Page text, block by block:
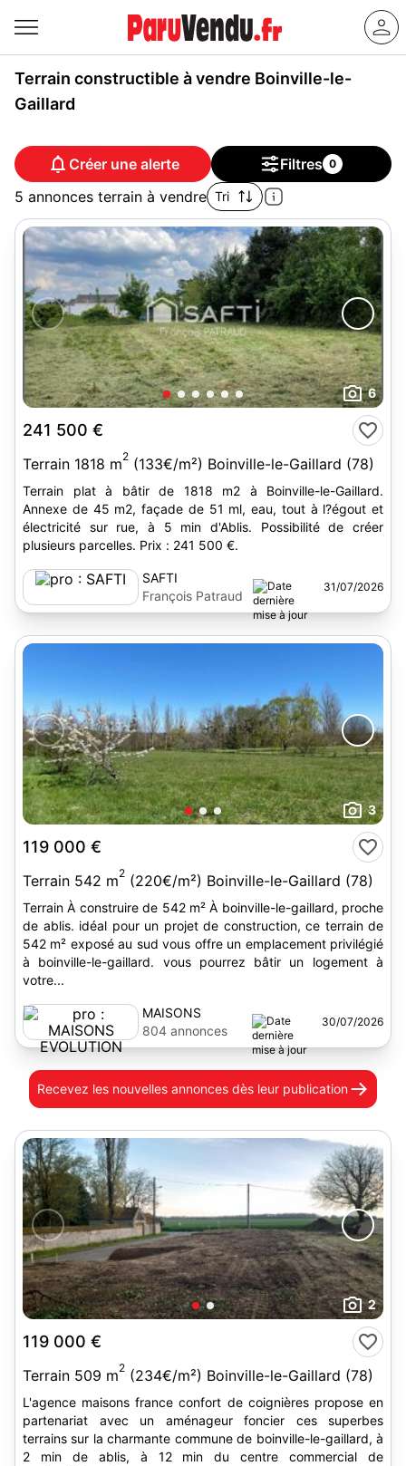
Terrain constructible à vendre Boinville-le-
Gaillard
Créer une alerte Filtres 0
5 annonces terrain à vendre Tri
6
241 500 €
Terrain 1818 m2 (133€/m²) Boinville-le-Gaillard (78)
Terrain plat à bâtir de 1818 m2 à Boinville-le-Gaillard.
Annexe de 45 m2, façade de 51 ml, eau, tout à l?égout et
électricité sur rue, à 5 min d'Ablis. Possibilité de créer
plusieurs parcelles. Prix : 241 500 €.
SAFTI
François Patraud
31/07/2026
3
119 000 €
Terrain 542 m2 (220€/m²) Boinville-le-Gaillard (78)
Terrain À construire de 542 m² À boinville-le-gaillard, proche
de ablis. idéal pour un projet de construction, ce terrain de
542 m² exposé au sud vous offre un emplacement privilégié
à boinville-le-gaillard. vous pourrez bâtir un logement à
votre...
MAISONS
EVOLUTION
804 annonces
30/07/2026
Recevez les nouvelles annonces dès leur publication
2
119 000 €
Terrain 509 m2 (234€/m²) Boinville-le-Gaillard (78)
L'agence maisons france confort de coignières propose en
partenariat avec un aménageur foncier ces superbes
terrains sur la charmante commune de boinville-le-gaillard, à
2 min de ablis, à 12 min du centre commercial de